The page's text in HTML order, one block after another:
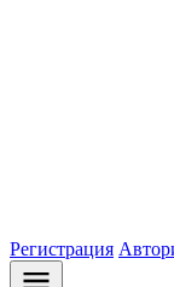
Регистрация